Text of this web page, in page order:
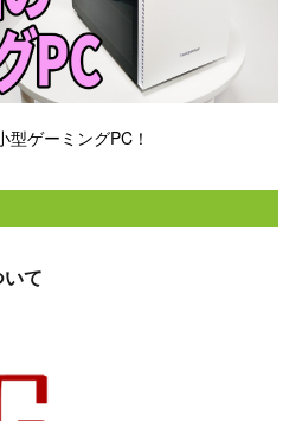
型ゲーミングPC！
て